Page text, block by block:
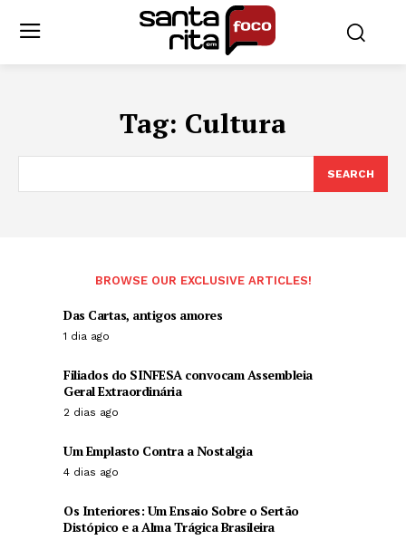
Tag: Cultura
SEARCH
BROWSE OUR EXCLUSIVE ARTICLES!
Das Cartas, antigos amores
1 dia ago
Filiados do SINFESA convocam Assembleia
Geral Extraordinária
2 dias ago
Um Emplasto Contra a Nostalgia
4 dias ago
Os Interiores: Um Ensaio Sobre o Sertão
Distópico e a Alma Trágica Brasileira